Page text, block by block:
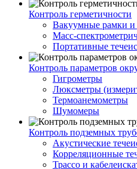
Контроль герметичности
Вакуумные рамки и
Масс-
Портативные
Контроль параметров
Гигрометры
Люксметры
Термоанемометры
Шумомеры
Контроль подземных
Акустические
Корреляционные
Трассо и